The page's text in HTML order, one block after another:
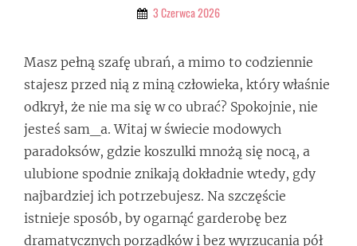
By 3 Czerwca 2026
Masz pełną szafę ubrań, a mimo to codziennie
stajesz przed nią z miną człowieka, który właśnie
odkrył, że nie ma się w co ubrać? Spokojnie, nie
jesteś sam_a. Witaj w świecie modowych
paradoksów, gdzie koszulki mnożą się nocą, a
ulubione spodnie znikają dokładnie wtedy, gdy
najbardziej ich potrzebujesz. Na szczęście
istnieje sposób, by ogarnąć garderobę bez
dramatycznych porządków i bez wyrzucania pół